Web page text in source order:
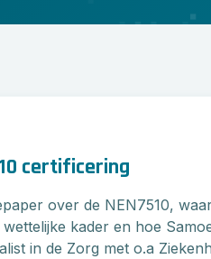
certificering
over de NEN7510,
kader en hoe
in de Zorg met o.a